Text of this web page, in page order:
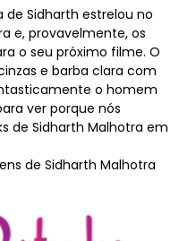
de Sidharth estrelou no
e, provavelmente, os
o seu próximo filme. O
e barba clara com
o homem
ver porque nós
de Sidharth Malhotra em
de Sidharth Malhotra